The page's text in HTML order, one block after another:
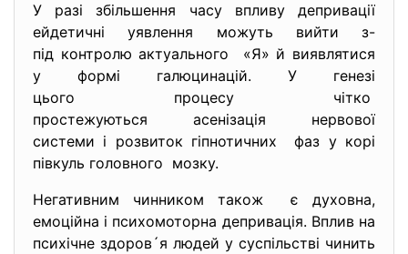
У разі збільшення часу впливу депривації
ейдетичні уявлення можуть вийти з-
під контролю актуального «Я» й виявлятися
у формі галюцинацій. У генезі
цього процесу чітко
простежуються асенізація нервової
системи і розвиток гіпнотичних фаз у корі
півкуль головного мозку.
Негативним чинником також є духовна,
емоційна і психомоторна депривація. Вплив на
психічне здоров´я людей у суспільстві чинить